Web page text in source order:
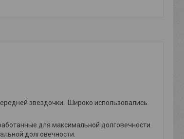
звездочки. Широко использовались
для максимальной долговечности
долговечности.